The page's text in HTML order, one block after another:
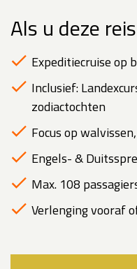
Als u deze
Expeditiecruise op
Inclusief:
zodiactochten
Focus op
Engels- &
Max. 108
Verlenging vooraf